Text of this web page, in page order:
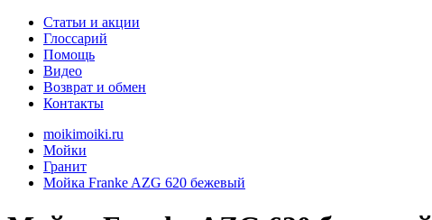
Статьи и акции
Глоссарий
Помощь
Видео
Возврат и обмен
Контакты
moikimoiki.ru
Мойки
Гранит
Мойка Franke AZG 620 бежевый